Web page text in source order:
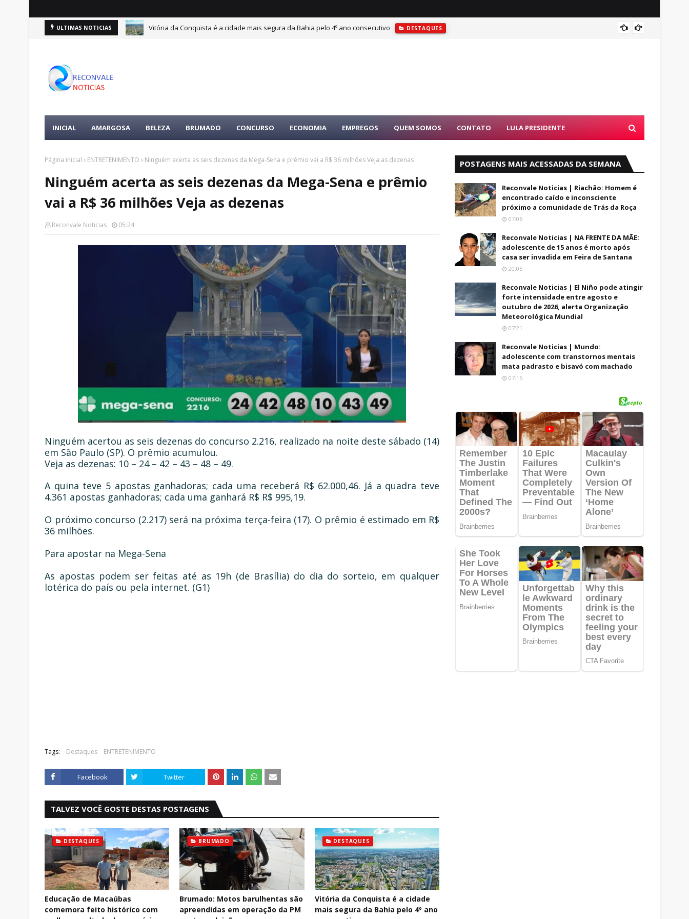
ULTIMAS NOTICIAS Vitória da Conquista é a cidade mais segura da Bahia pelo 4º ano consecutivo DESTAQUES
INICIAL AMARGOSA BELEZA BRUMADO CONCURSO ECONOMIA EMPREGOS QUEM SOMOS CONTATO LULA PRESIDENTE
Página inicial ENTRETENIMENTO Ninguém acerta as seis dezenas da Mega-Sena e prêmio vai a R$ 36 milhões Veja as dezenas
Ninguém acerta as seis dezenas da Mega-Sena e prêmio
vai a R$ 36 milhões Veja as dezenas
Reconvale Noticias 05:24
Ninguém acertou as seis dezenas do concurso 2.216, realizado na noite deste sábado (14)
em São Paulo (SP). O prêmio acumulou.
Veja as dezenas: 10 – 24 – 42 – 43 – 48 – 49.
A quina teve 5 apostas ganhadoras; cada uma receberá R$ 62.000,46. Já a quadra teve
4.361 apostas ganhadoras; cada uma ganhará R$ R$ 995,19.
O próximo concurso (2.217) será na próxima terça-feira (17). O prêmio é estimado em R$
36 milhões.
Para apostar na Mega-Sena
As apostas podem ser feitas até as 19h (de Brasília) do dia do sorteio, em qualquer
lotérica do país ou pela internet. (G1)
Tags: Destaques ENTRETENIMENTO
Facebook Twitter
TALVEZ VOCÊ GOSTE DESTAS POSTAGENS
DESTAQUES
Educação de Macaúbas
comemora feito histórico com
BRUMADO
Brumado: Motos barulhentas são
apreendidas em operação da PM
DESTAQUES
Vitória da Conquista é a cidade
mais segura da Bahia pelo 4º ano
POSTAGENS MAIS ACESSADAS DA SEMANA
Reconvale Noticias | Riachão: Homem é
encontrado caído e inconsciente
próximo a comunidade de Trás da Roça
07:06
Reconvale Noticias | NA FRENTE DA MÃE:
adolescente de 15 anos é morto após
casa ser invadida em Feira de Santana
20:05
Reconvale Noticias | El Niño pode atingir
forte intensidade entre agosto e
outubro de 2026, alerta Organização
Meteorológica Mundial
07:21
Reconvale Noticias | Mundo:
adolescente com transtornos mentais
mata padrasto e bisavó com machado
07:15